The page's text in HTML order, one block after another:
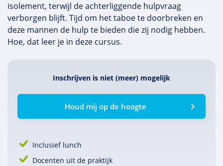
isolement, terwijl de achterliggende hulpvraag
verborgen blijft. Tijd om het taboe te doorbreken en
deze mannen de hulp te bieden die zij nodig hebben.
Hoe, dat leer je in deze cursus.
Inschrijven is niet (meer) mogelijk
Houd mij op de hoogte
Inclusief lunch
Docenten uit de praktijk